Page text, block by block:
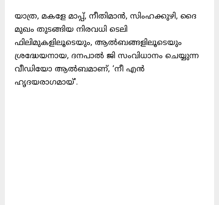
യാത്ര, മകളേ മാപ്പ്, നീതിമാൻ, സിംഹക്കുഴി, ദൈ
മുഖം തുടങ്ങിയ നിരവധി ടെലി
ഫിലിമുകളിലൂടെയും, ആൽബങ്ങളിലൂടെയും
ശ്രദ്ധേയനായ, ദനപാൽ ജി സംവിധാനം ചെയ്യുന്ന
വീഡിയോ ആൽബമാണ്, ‘നീ എൻ
ഹൃദയരാഗമായ്’.